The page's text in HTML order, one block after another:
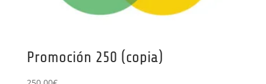
Promoción 250 (copia)